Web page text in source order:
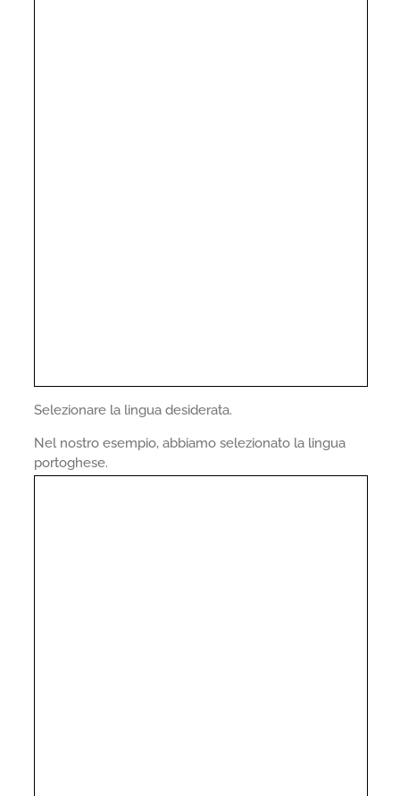
Selezionare la lingua desiderata.
Nel nostro esempio, abbiamo selezionato la lingua
portoghese.